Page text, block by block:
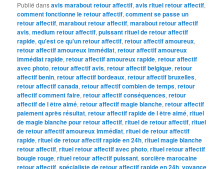
Publié dansavis marabout retour affectif,avis rituel retour affectif,
comment fonctionne le retour affectif,comment se passe un
retour affectif,marabout retour affectif,marabout retour affectif
avis,medium retour affectif,puissant rituel de retour affectif
rapide,qu'est ce qu'un retour affectif,retour affectif amoureux,
retour affectif amoureux immédiat,retour affectif amoureux
immédiat rapide,retour affectif amoureux rapide,retour affectif
avec photo,retour affectif avis,retour affectif belgique,retour
affectif benin,retour affectif bordeaux,retour affectif bruxelles,
retour affectif canada,retour affectif combien de temps,retour
affectif comment faire,retour affectif conséquences,retour
affectif de l être aimé,retour affectif magie blanche,retour affectif
paiement après résultat,retour affectif rapide de l être aimé,rituel
de magie blanche pour retour affectif,rituel de retour affectif,rituel
de retour affectif amoureux immédiat,rituel de retour affectif
rapide,rituel de retour affectif rapide en 24h,rituel magie blanche
retour affectif,rituel retour affectif avec photo,rituel retour affectif
bougie rouge,rituel retour affectif puissant,sorcière marocaine
retour affectif,spécialiste de retour affectif rapide en 24h,voyance